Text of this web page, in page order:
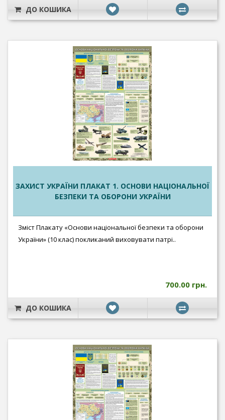
ДО КОШИКА
ЗАХИСТ УКРАЇНИ ПЛАКАТ 1. ОСНОВИ НАЦІОНАЛЬНОЇ
БЕЗПЕКИ ТА ОБОРОНИ УКРАЇНИ
Зміст Плакату «Основи національної безпеки та оборони
України» (10 клас) покликаний виховувати патрі..
700.00 грн.
ДО КОШИКА